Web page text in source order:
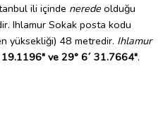
ili içinde nerede olduğu
Ihlamur Sokak posta kodu
yüksekliği) 48 metredir. Ihlamur
19.1196" ve 29° 6´ 31.7664".